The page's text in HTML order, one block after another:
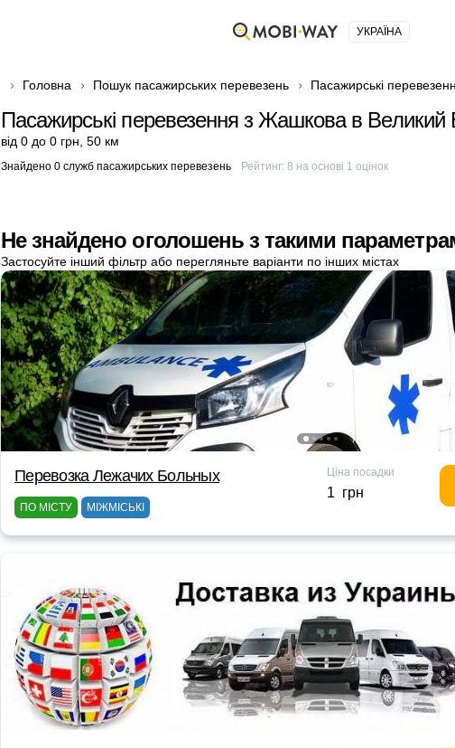
УКРАЇНА
Головна Пошук пасажирських перевезень Пасажирські
Пасажирські перевезення з Жашкова в Великий
від 0 до 0 грн 50 км
Знайдено 0 служб пасажирських перевезень Рейтинг: 8 на основі 1 оцінок
Не знайдено оголошень з такими
Застосуйте інший фільтр або перегляньте варіанти по інших містах
Перевозка Лежачих Больных
ПО МІСТУ МІЖМІСЬКІ
Ціна посадки
1 грн